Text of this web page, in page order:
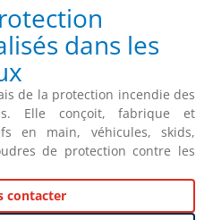
dans les
de la protection incendie des
Elle conçoit, fabrique et
en main, véhicules, skids,
de protection contre les
contacter